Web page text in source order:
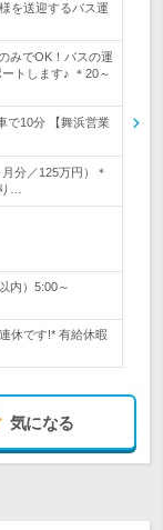
を送迎するバス運
みでOK！バスの運
トします♪ ＊20～
で10分 【舞浜営業
分／125万円）＊
…
内）5:00～
休です!* 有給休暇
気になる